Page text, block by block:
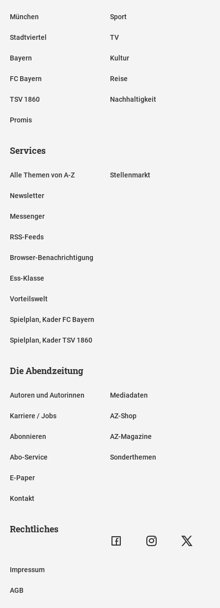
München
Stadtviertel
Bayern
FC Bayern
TSV 1860
Promis
Sport
TV
Kultur
Reise
Nachhaltigkeit
Services
Alle Themen von A-Z
Newsletter
Messenger
RSS-Feeds
Browser-Benachrichtigung
Ess-Klasse
Vorteilswelt
Spielplan, Kader FC Bayern
Spielplan, Kader TSV 1860
Stellenmarkt
Die Abendzeitung
Autoren und Autorinnen
Karriere / Jobs
Abonnieren
Abo-Service
E-Paper
Kontakt
Mediadaten
AZ-Shop
AZ-Magazine
Sonderthemen
Rechtliches
Impressum
AGB